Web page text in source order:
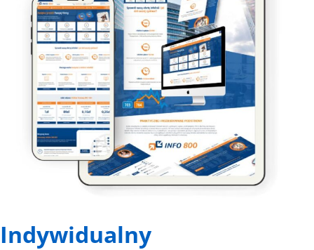
Indywidualny